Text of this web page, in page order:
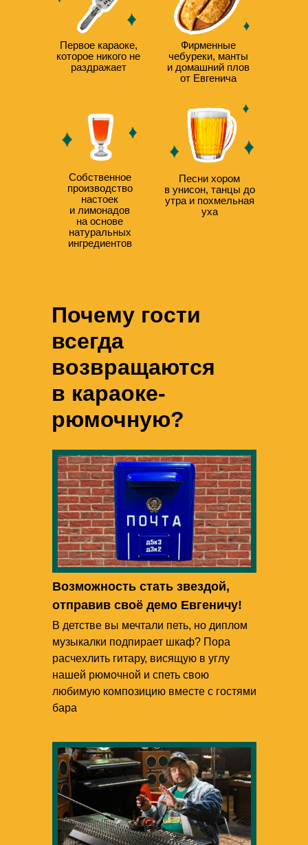
Песни хором
в унисон, танцы до
утра и похмельная
уха
Собственное
производство
настоек
и лимонадов
на основе
натуральных
ингредиентов
Первое караоке,
которое никого не
раздражает
Фирменные
чебуреки, манты
и домашний плов
от Евгенича
Почему гости
всегда
возвращаются
в караоке-
рюмочную?
Возможность стать звездой,
отправив своё демо Евгеничу!
В детстве вы мечтали петь, но диплом
музыкалки подпирает шкаф? Пора
расчехлить гитару, висящую в углу
нашей рюмочной и спеть свою
любимую композицию вместе с гостями
бара